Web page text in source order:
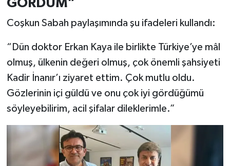
GÖRDÜM”
Coşkun Sabah paylaşımında şu ifadeleri kullandı:
“Dün doktor Erkan Kaya ile birlikte Türkiye’ye mâl
olmuş, ülkenin değeri olmuş, çok önemli şahsiyeti
Kadir İnanır’ı ziyaret ettim. Çok mutlu oldu.
Gözlerinin içi güldü ve onu çok iyi gördüğümü
söyleyebilirim, acil şifalar dileklerimle.”